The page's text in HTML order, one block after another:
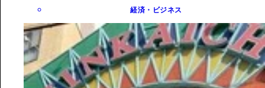
経済・ビジネス